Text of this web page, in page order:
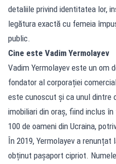
detaliile privind identitatea lor,
legătura exactă cu femeia
public.
Cine este Vadim Yermolayev
Vadim Yermolayev este un om
fondator al corporației
este cunoscut și ca unul dintre
imobiliari din oraș, fiind inclus
100 de oameni din Ucraina,
În 2019, Yermolayev a
obținut pașaport cipriot.